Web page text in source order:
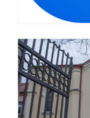
Galerie 2024
Niedziela
Wigilia
Odpust